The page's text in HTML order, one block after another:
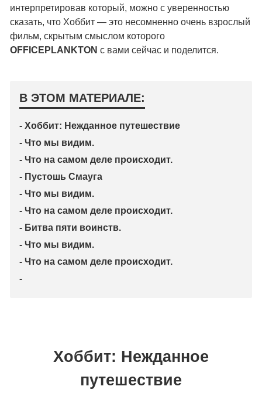
интерпретировав который, можно с уверенностью
сказать, что Хоббит — это несомненно очень взрослый
фильм, скрытым смыслом которого
OFFICEPLANKTON с вами сейчас и поделится.
В ЭТОМ МАТЕРИАЛЕ:
- Хоббит: Нежданное путешествие
- Что мы видим.
- Что на самом деле происходит.
- Пустошь Смауга
- Что мы видим.
- Что на самом деле происходит.
- Битва пяти воинств.
- Что мы видим.
- Что на самом деле происходит.
-
Хоббит: Нежданное
путешествие